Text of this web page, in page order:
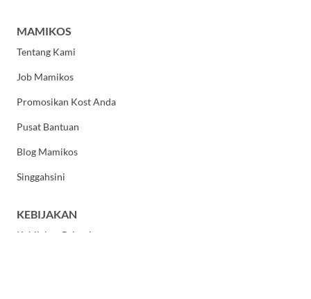
MAMIKOS
Tentang Kami
Job Mamikos
Promosikan Kost Anda
Pusat Bantuan
Blog Mamikos
Singgahsini
KEBIJAKAN
Kebijakan Privasi